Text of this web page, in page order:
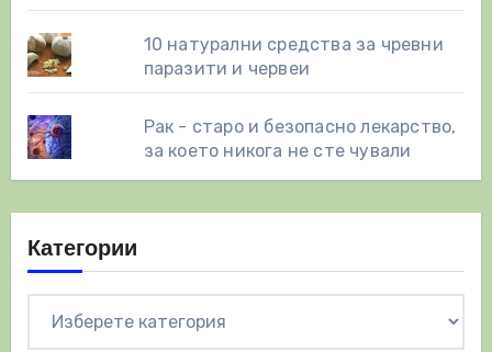
10 натурални средства за чревни
паразити и червеи
Рак - старо и безопасно лекарство,
за което никога не сте чували
Категории